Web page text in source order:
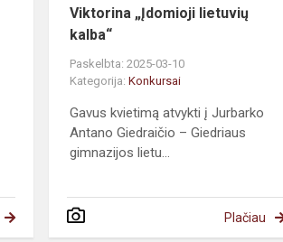
Viktorina „Įdomioji lietuvių
kalba“
Paskelbta: 2025-03-10
Kategorija:Konkursai
Gavus kvietimą atvykti į Jurbarko
Antano Giedraičio – Giedriaus
gimnazijos lietu...
Plačiau